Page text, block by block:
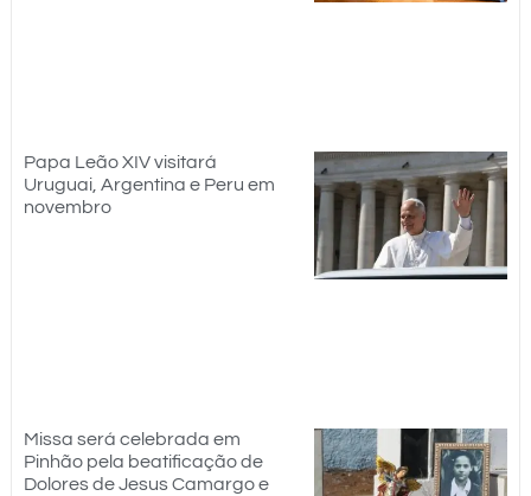
Papa Leão XIV visitará
Uruguai, Argentina e Peru em
novembro
Missa será celebrada em
Pinhão pela beatificação de
Dolores de Jesus Camargo e